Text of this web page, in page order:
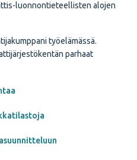
luonnontieteellisten alojen
työelämässä.
parhaat